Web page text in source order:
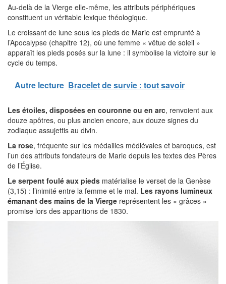
Au-delà de la Vierge elle-même, les attributs périphériques
constituent un véritable lexique théologique.
Le croissant de lune sous les pieds de Marie est emprunté à
l’Apocalypse (chapitre 12), où une femme « vêtue de soleil »
apparaît les pieds posés sur la lune : il symbolise la victoire sur le
cycle du temps.
Autre lecture Bracelet de survie : tout savoir
Les étoiles, disposées en couronne ou en arc, renvoient aux
douze apôtres, ou plus ancien encore, aux douze signes du
zodiaque assujettis au divin.
La rose, fréquente sur les médailles médiévales et baroques, est
l’un des attributs fondateurs de Marie depuis les textes des Pères
de l’Église.
Le serpent foulé aux pieds matérialise le verset de la Genèse
(3,15) : l’inimité entre la femme et le mal. Les rayons lumineux
émanant des mains de la Vierge représentent les « grâces »
promise lors des apparitions de 1830.